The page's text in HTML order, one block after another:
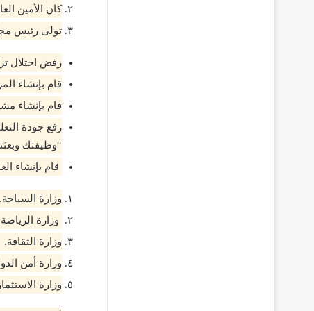
كان الأمين
تولى رئيس
رفض احتلال
قام بإنشاء
قام بإنشاء
رفع جودة
“وظيفتك
قام بإنشاء
وزارة السياحة.
وزارة
وزارة الثقافة.
وزارة أمن
وزارة